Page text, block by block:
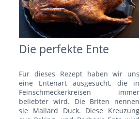
Die perfekte Ente
Für dieses Rezept haben wir uns
eine Entenart ausgesucht, die in
Feinschmeckerkreisen immer
beliebter wird. Die Briten nennen
sie Mallard Duck. Diese Kreuzung